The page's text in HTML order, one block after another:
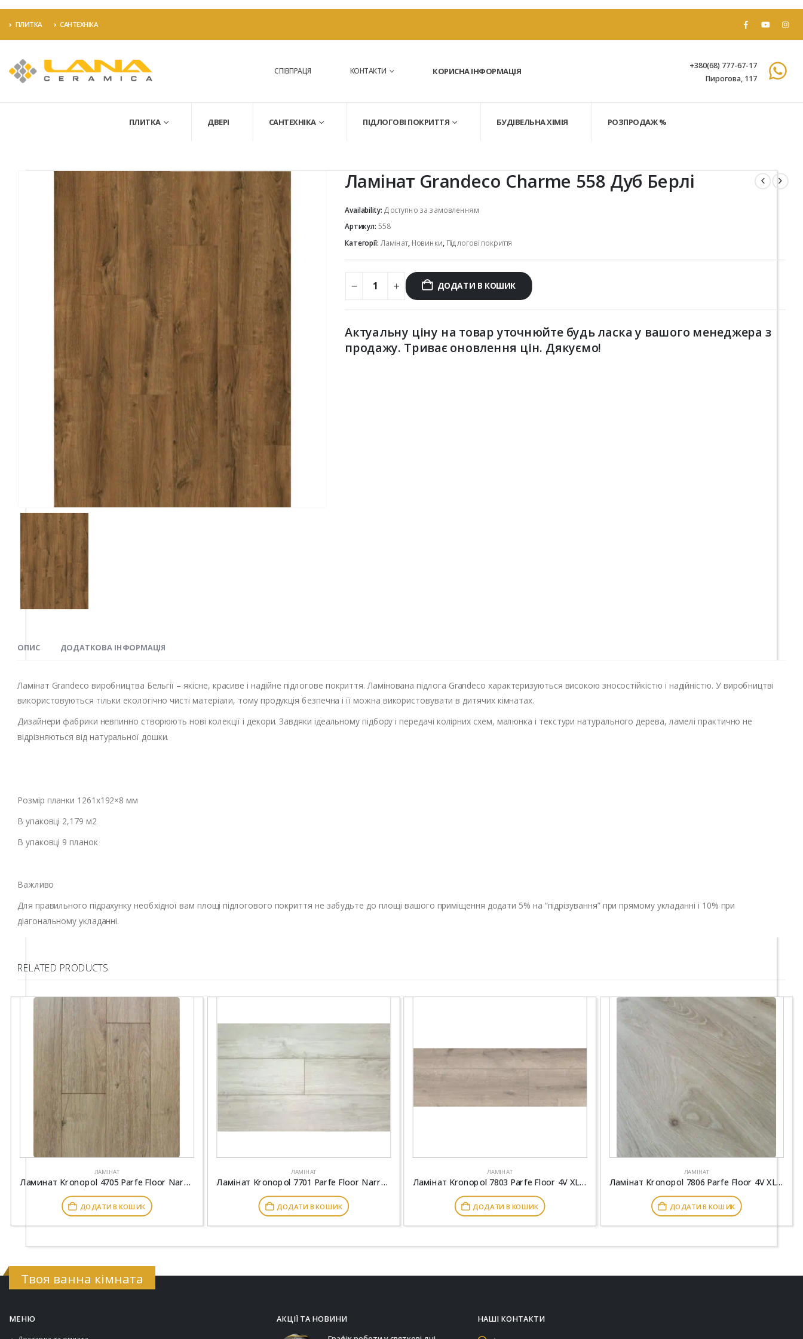
ПЛИТКА САНТЕХНІКА
СПІВПРАЦЯ КОНТАКТИ КОРИСНА ІНФОРМАЦІЯ
+380(68) 777-67-17
Пирогова, 117
ПЛИТКА ДВЕРІ САНТЕХНІКА ПІДЛОГОВІ ПОКРИТТЯ БУДІВЕЛЬНА ХІМІЯ РОЗПРОДАЖ %
Ламінат Grandeco Charme 558 Дуб Берлі
Availability: Доступно за замовленням
Артикул: 558
Категорії: Ламінат, Новинки, Підлогові покриття
ДОДАТИ В КОШИК
Актуальну ціну на товар уточнюйте будь ласка у вашого менеджера з
продажу. Триває оновлення цін. Дякуємо!
ОПИС ДОДАТКОВА ІНФОРМАЦІЯ
Ламінат Grandeco виробництва Бельгії – якісне, красиве і надійне підлогове покриття. Ламінована підлога Grandeco характеризуються високою зносостійкістю і надійністю. У виробництві
використовуються тільки екологічно чисті матеріали, тому продукція безпечна і її можна використовувати в дитячих кімнатах.
Дизайнери фабрики невпинно створюють нові колекції і декори. Завдяки ідеальному підбору і передачі колірних схем, малюнка і текстури натурального дерева, ламелі практично не
відрізняються від натуральної дошки.
Розмір планки 1261х192×8 мм
В упаковці 2,179 м2
В упаковці 9 планок
Важливо
Для правильного підрахунку необхідної вам площі підлогового покриття не забудьте до площі вашого приміщення додати 5% на “підрізування” при прямому укладанні і 10% при
діагональному укладанні.
RELATED PRODUCTS
ЛАМІНАТ
Ламинат Kronopol 4705 Parfe Floor Narrow 4V Дуб Бове
ДОДАТИ В КОШИК
ЛАМІНАТ
Ламінат Kronopol 7701 Parfe Floor Narrow 4V Дуб Шамбери
ДОДАТИ В КОШИК
ЛАМІНАТ
Ламінат Kronopol 7803 Parfe Floor 4V XL Дуб Гуаро
ДОДАТИ В КОШИК
ЛАМІНАТ
Ламінат Kronopol 7806 Parfe Floor 4V XL Дуб Лавио
ДОДАТИ В КОШИК
Твоя ванна кімната
МЕНЮ
АКЦІЇ ТА НОВИНИ
НАШІ КОНТАКТИ